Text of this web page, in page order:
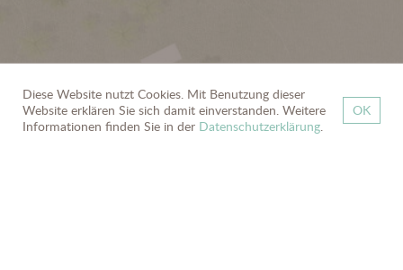
zurück
Diese Website nutzt Cookies. Mit Benutzung dieser
Website erklären Sie sich damit einverstanden. Weitere
Informationen finden Sie in der Datenschutzerklärung.
OK